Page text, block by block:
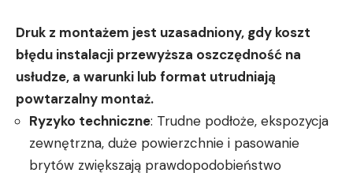
Druk z montażem jest uzasadniony, gdy koszt
błędu instalacji przewyższa oszczędność na
usłudze, a warunki lub format utrudniają
powtarzalny montaż.
Ryzyko techniczne: Trudne podłoże, ekspozycja
zewnętrzna, duże powierzchnie i pasowanie
brytów zwiększają prawdopodobieństwo